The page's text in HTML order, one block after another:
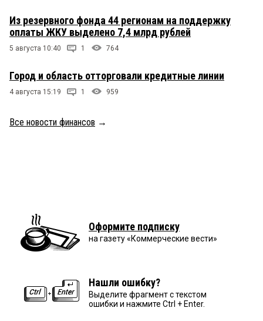
Из резервного фонда 44 регионам на поддержку
оплаты ЖКУ выделено 7,4 млрд рублей
5 августа 10:40 1 764
Город и область отторговали кредитные линии
4 августа 15:19 1 959
Все новости финансов →
Оформите подписку
на газету «Коммерческие вести»
Нашли ошибку?
Выделите фрагмент с текстом
ошибки и нажмите Ctrl + Enter.